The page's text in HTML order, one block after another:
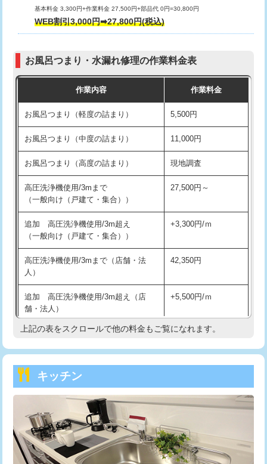
交換・取付（タンク）
交換・取付（普通便座） 11,000円+材料費
交換・取付（温水洗浄便座） 16,500円+材料費
交換・取付(単水栓（壁付・デッキ
式）)
13,200円+材料費
交換・取付(混合水栓（壁付・デッキ
式・ワンホール）)
16,500円+材料費
交換・取付(排水栓・排水トラップ
（P/S/ポップアップ））
22,000円+材料費
交換・取付（その他部品） 11,000円+材料費
持込商品取付（単水栓） 13,200円
持込商品取付（混合水栓）
持込商品取付（浄水器・分岐水栓） 16,500円
持込商品取付（温水洗浄便座） 22,000円
持込商品取付（普通便座⇔温水洗浄便
22,000円
給水管工事※（ホール加工)
給水管工事※（バンド止め) 3,300円
給水管工事※（支持金具設置) 5,500円
給水管工事※（保温材使用（バンド止
5,500円
基本料金 3,300円+作業料金 27,500円+部品代 0円=30,800円
WEB割引3,000円➡27,800円(税込)
お風呂つまり・水漏れ修理の作業料金表
作業内容 作業料金
お風呂つまり（軽度の詰まり） 5,500円
お風呂つまり（中度の詰まり） 11,000円
お風呂つまり（高度の詰まり） 現地調査
高圧洗浄機使用/3mまで
（一般向け（戸建て・集合））
27,500円～
追加 高圧洗浄機使用/3m超え
（一般向け（戸建て・集合））
+3,300円/ｍ
高圧洗浄機使用/3mまで（店舗・法
人）
42,350円
追加 高圧洗浄機使用/3m超え（店
舗・法人）
+5,500円/ｍ
高度高圧洗浄換 現地調査
トーラー機使用/3mまで
追加トーラー機使用/3m超え +3,300円
カメラ調査 33,000円
桝清掃 8,800円
上記の表をスクロールで他の料金もご覧になれます。
キッチン